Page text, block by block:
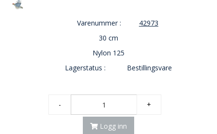
Varenummer :
42973
30 cm
Nylon 125
Lagerstatus :
Bestillingsvare
- +
Logg inn